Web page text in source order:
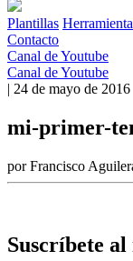
Plantillas
Contacto
Canal de Youtube
Canal de Youtube
| 24 de mayo de 2016
mi-primer-
por Francisco
Suscríbete al